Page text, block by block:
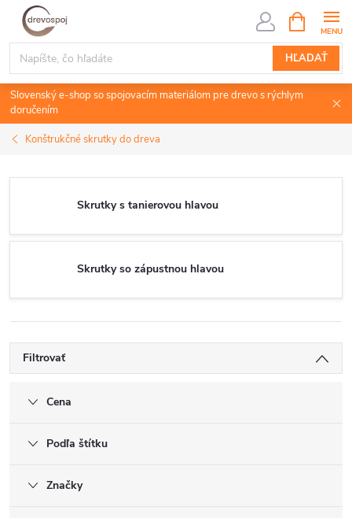
Prejsť
obsah
HĽADAŤ
KOŠÍK
Slovenský e-shop so spojovacím materiálom pre drevo s rýchlym
doručením
Konštrukčné skrutky do dreva
Skrutky s tanierovou hlavou
Skrutky so zápustnou hlavou
Filtrovať
Cena
Podľa štítku
Značky